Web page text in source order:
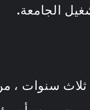
الجامعة.
سنوات ،